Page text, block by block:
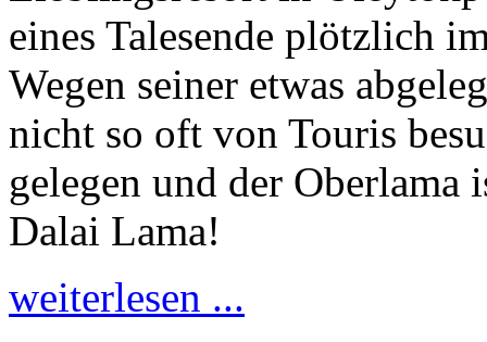
eines Talesende plötzlich
Wegen seiner etwas
nicht so oft von Touris
gelegen und der
Dalai Lama!
weiterlesen ...